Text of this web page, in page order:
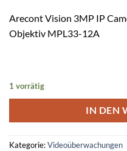
Arecont Vision 3MP IP
Objektiv MPL33-12A
1 vorrätig
IN DEN
Kategorie:Videoüberwachungen